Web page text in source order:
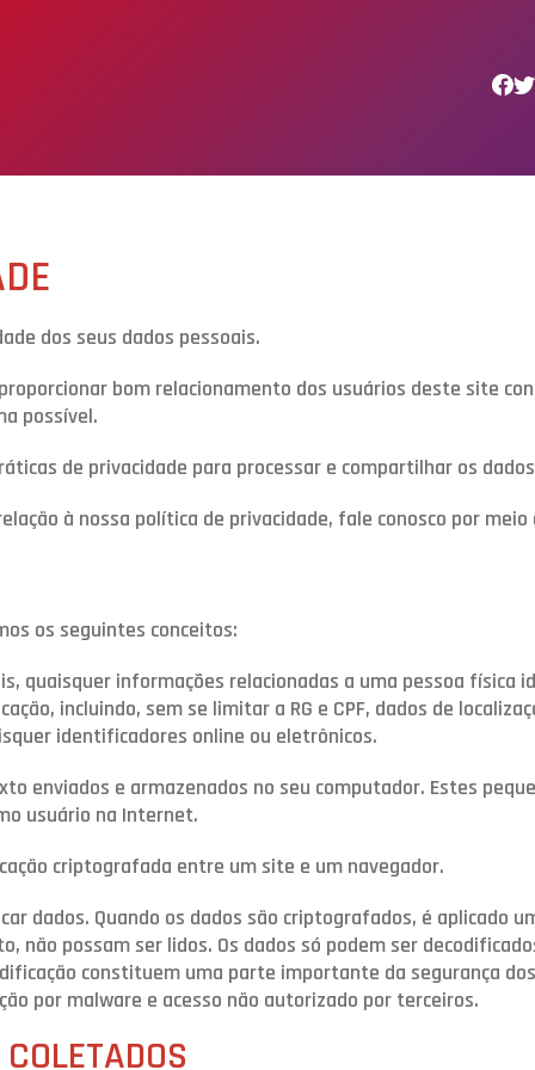
dos seus dados pessoais.
bom relacionamento dos usuários deste site
possível.
de privacidade para processar e compartilhar os
à nossa política de privacidade, fale conosco por meio
os seguintes conceitos:
quaisquer informações relacionadas a uma pessoa
incluindo, sem se limitar a RG e CPF, dados de
identificadores online ou eletrônicos.
enviados e armazenados no seu computador. Estes
usuário na Internet.
criptografada entre um site e um navegador.
dados. Quando os dados são criptografados, é aplicado
possam ser lidos. Os dados só podem ser
constituem uma parte importante da segurança
por malware e acesso não autorizado por terceiros.